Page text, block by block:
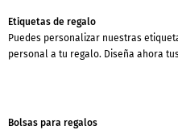
Etiquetas de regalo
Puedes personalizar nuestras
personal a tu regalo. Diseña ahora
Bolsas para regalos